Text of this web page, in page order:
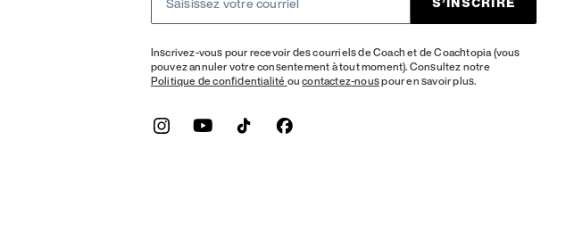
Inscrivez-vous pour recevoir des courriels de Coach et de Coachtopia (vous
pouvez annuler votre consentement à tout moment). Consultez notre
Politique de confidentialitéoucontactez-nouspour en savoir plus.